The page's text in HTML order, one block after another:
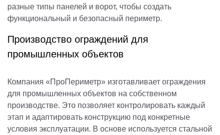
разные типы панелей и ворот, чтобы создать
функциональный и безопасный периметр.
Производство ограждений для
промышленных объектов
Компания «ПроПериметр» изготавливает ограждения
для промышленных объектов на собственном
производстве. Это позволяет контролировать каждый
этап и адаптировать конструкцию под конкретные
условия эксплуатации. В основе используется стальной